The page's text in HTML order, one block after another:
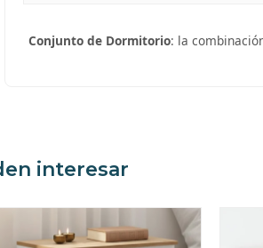
Conjunto de Dormitorio: la
interesar